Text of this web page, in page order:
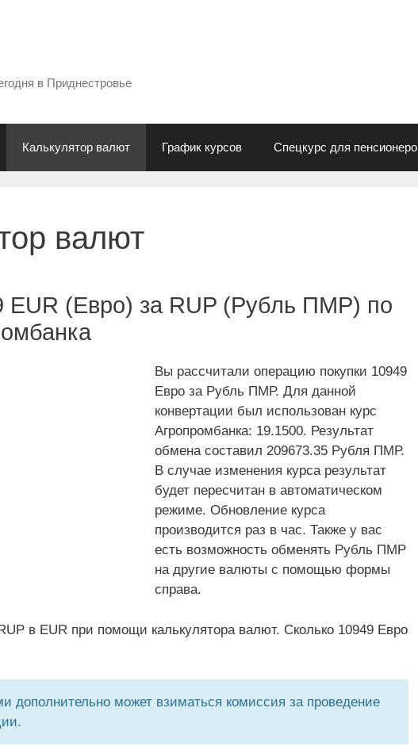
в Приднестровье
Калькулятор валют График курсов Спецкурс для
валют
EUR (Евро) за RUP (Рубль ПМР) по
Вы рассчитали операцию покупки 10949
Евро за Рубль ПМР. Для данной
конвертации был использован курс
Агропромбанка: 19.1500. Результат
обмена составил 209673.35 Рубля ПМР.
В случае изменения курса результат
будет пересчитан в автоматическом
режиме. Обновление курса
производится раз в час. Также у вас
есть возможность обменять Рубль ПМР
на другие валюты с помощью формы
справа.
в EUR при помощи калькулятора валют. Сколько 10949 Евро
дополнительно может взиматься комиссия за проведение